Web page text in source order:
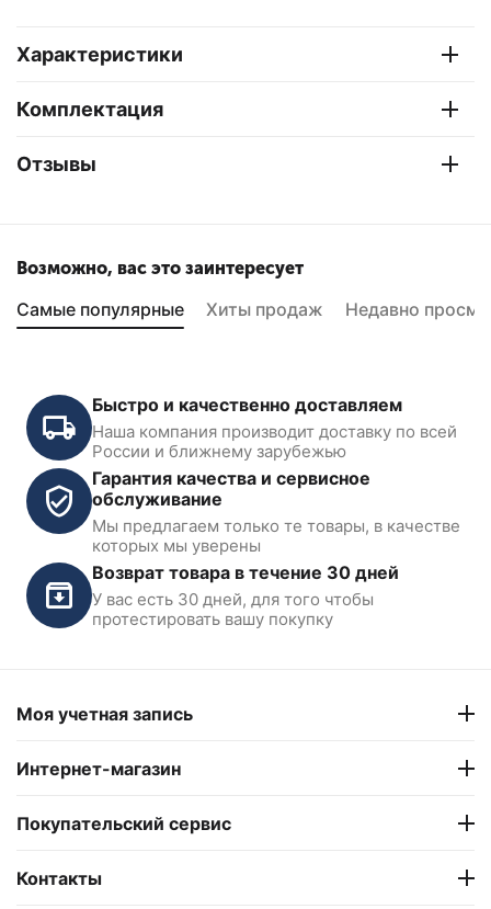
Характеристики
Комплектация
Отзывы
Возможно, вас это заинтересует
Самые популярные Хиты продаж Недавно
Компрессор винтовой 1520
л/мин, 16 бар, 380В
KraftWell KRW-ASC20A-16B
В наличии
Быстро и качественно доставляем
Наша компания производит доставку по всей
России и ближнему зарубежью
Гарантия качества и сервисное
обслуживание
Мы предлагаем только те товары, в качестве
которых мы уверены
Возврат товара в течение 30 дней
У вас есть 30 дней, для того чтобы
протестировать вашу покупку
Моя учетная запись
Интернет-магазин
Покупательский сервис
Контакты